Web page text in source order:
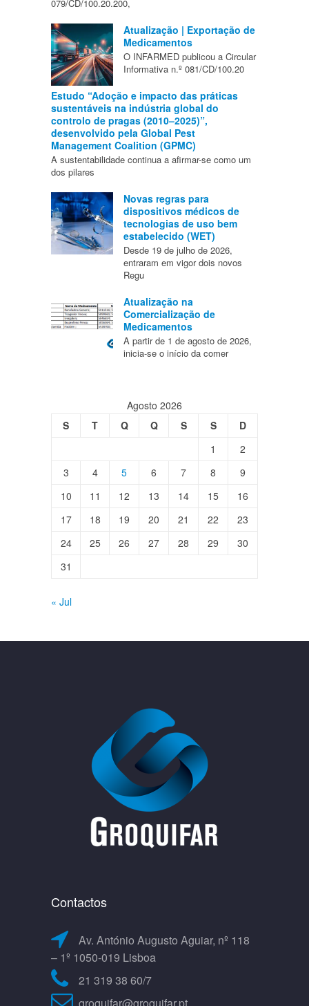
079/CD/100.20.200,
Atualização | Exportação de
Medicamentos
O INFARMED publicou a Circular
Informativa n.º 081/CD/100.20
Estudo “Adoção e impacto das práticas
sustentáveis na indústria global do
controlo de pragas (2010–2025)”,
desenvolvido pela Global Pest
Management Coalition (GPMC)
A sustentabilidade continua a afirmar-se como um
dos pilares
Novas regras para
dispositivos médicos de
tecnologias de uso bem
estabelecido (WET)
Desde 19 de julho de 2026,
entraram em vigor dois novos
Regu
Atualização na
Comercialização de
Medicamentos
A partir de 1 de agosto de 2026,
inicia-se o início da comer
Agosto 2026
S
T Q Q S S
D
1
2
3
4 5 6 7 8
9
10
11 12 13 14 15
16
17
18 19 20 21 22
23
24
25 26 27 28 29
30
31
« Jul
Contactos
Av. António Augusto Aguiar, nº 118
– 1º 1050-019 Lisboa
21 319 38 60/7